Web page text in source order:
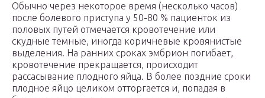
Обычно через некоторое время (несколько часов)
после болевого приступа у 50-80 % пациенток из
половых путей отмечается кровотечение или
скудные темные, иногда коричневые кровянистые
выделения. На ранних сроках эмбрион погибает,
кровотечение прекращается, происходит
рассасывание плодного яйца. В более поздние сроки
плодное яйцо целиком отторгается и, попадая в